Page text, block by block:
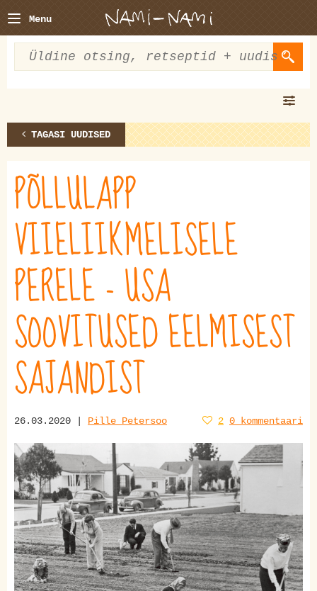
Menu
TAGASI UUDISED
PÕLLULAPP
VIIELIIKMELISELE
PERELE - USA
SOOVITUSED EELMISEST
SAJANDIST
26.03.2020 | Pille Petersoo 2 0 kommentaari